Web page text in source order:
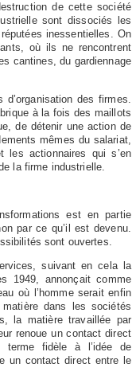
de cette société
sont dissociés les
inessentielles. On
où ils ne rencontrent
cantines, du gardiennage
des firmes.
à la fois des maillots
de détenir une action de
mêmes du salariat,
actionnaires qui s’en
la firme industrielle.
est en partie
par ce qu’il est devenu.
sont ouvertes.
suivant en cela la
1949, annonçait comme
où l’homme serait enfin
dans les sociétés
la matière travaillée par
renoue un contact direct
terme fidèle à l’idée de
un contact direct entre le